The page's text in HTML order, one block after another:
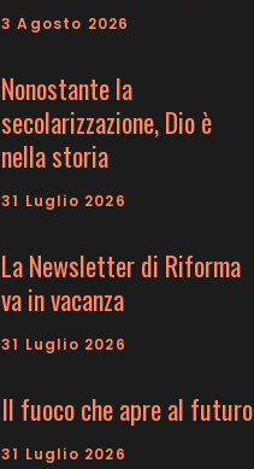
3 Agosto 2026
Nonostante la
secolarizzazione, Dio è
nella storia
31 Luglio 2026
La Newsletter di Riforma
va in vacanza
31 Luglio 2026
Il fuoco che apre al futuro
31 Luglio 2026